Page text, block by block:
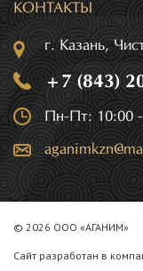
КОНТАКТЫ
г. Казань,
+7 (843)
Пн-Пт: 10:00
© 2026 ООО «АГАНИМ»
Сайт разработан в